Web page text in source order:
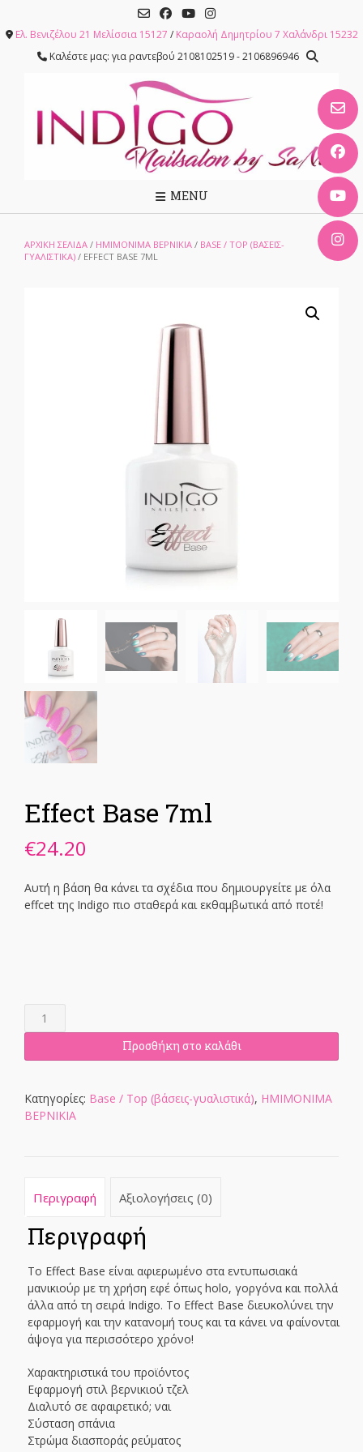
content
Ελ. Βενιζέλου 21 Μελίσσια 15127 / Καραολή Δημητρίου 7 Χαλάνδρι 15232
Καλέστε μας: για ραντεβού 2108102519 - 2106896946
MENU
ΑΡΧΙΚΉ ΣΕΛΊΔΑ / ΗΜΙΜΟΝΙΜΑ ΒΕΡΝΙΚΙΑ / BASE / TOP (ΒΆΣΕΙΣ-
ΓΥΑΛΙΣΤΙΚΆ) / EFFECT BASE 7ML
Effect Base 7ml
€24.20
Αυτή η βάση θα κάνει τα σχέδια που δημιουργείτε με όλα
effcet της Indigo πιο σταθερά και εκθαμβωτικά από ποτέ!
Effect
Base
ποσότητα
Προσθήκη στο καλάθι
Κατηγορίες: Base / Top (βάσεις-γυαλιστικά), ΗΜΙΜΟΝΙΜΑ
ΒΕΡΝΙΚΙΑ
Περιγραφή Αξιολογήσεις (0)
Περιγραφή
Το Effect Base είναι αφιερωμένο στα εντυπωσιακά
μανικιούρ με τη χρήση εφέ όπως holo, γοργόνα και πολλά
άλλα από τη σειρά Indigo. Το Effect Base διευκολύνει την
εφαρμογή και την κατανομή τους και τα κάνει να φαίνονται
άψογα για περισσότερο χρόνο!
Χαρακτηριστικά του προϊόντος
Εφαρμογή στιλ βερνικιού τζελ
Διαλυτό σε αφαιρετικό; ναι
Σύσταση σπάνια
Στρώμα διασποράς ρεύματος